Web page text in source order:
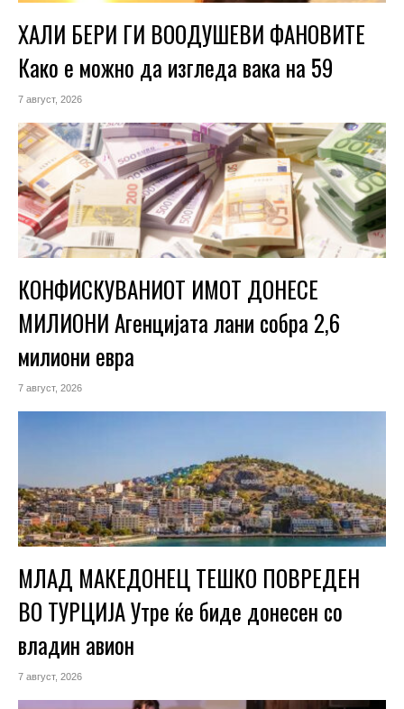
ХАЛИ БЕРИ ГИ ВООДУШЕВИ ФАНОВИТЕ
Како е можно да изгледа вака на 59
7 август, 2026
КОНФИСКУВАНИОТ ИМОТ ДОНЕСЕ
МИЛИОНИ Агенцијата лани собра 2,6
милиони евра
7 август, 2026
МЛАД МАКЕДОНЕЦ ТЕШКО ПОВРЕДЕН
ВО ТУРЦИЈА Утре ќе биде донесен со
владин авион
7 август, 2026